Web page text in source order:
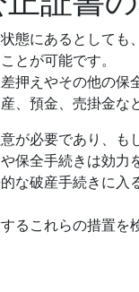
態にあるとして
とが可能です。
押えやその他の保
、預金、売掛金な
が必要であり、
保全手続きは効力
な破産手続きに
るこれらの措置を